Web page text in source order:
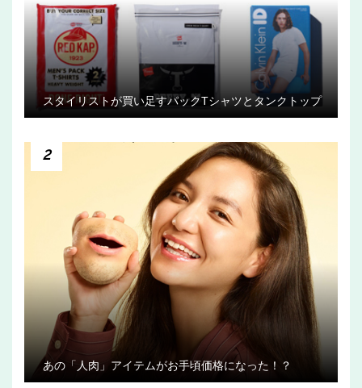
スタイリストが買い足すパックTシャツとタンクトップ
2
あの「人肉」アイテムがお手頃価格になった！？